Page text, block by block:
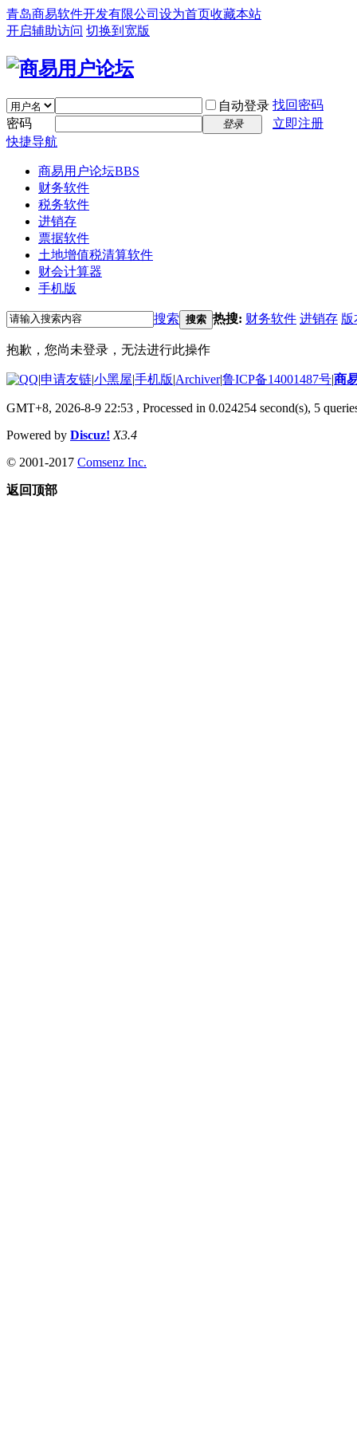
青岛商易软件开发有限公司 设为首页收藏本站
开启辅助访问 切换到宽版
自动登录 找回密码
密码
登录
立即注册
快捷导航
商易用户论坛BBS
财务软件
税务软件
进销存
票据软件
土地增值税清算软件
财会计算器
手机版
搜索 搜索 热搜: 财务软件 进销存 版
抱歉，您尚未登录，无法进行此操作
|申请友链|小黑屋|手机版|Archiver|鲁ICP备14001487号|商
GMT+8, 2026-8-9 22:53 , Processed in 0.024254 second(s), 5
Powered by Discuz! X3.4
© 2001-2017 Comsenz Inc.
返回顶部